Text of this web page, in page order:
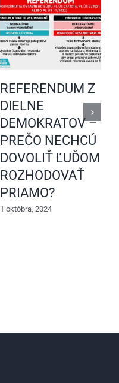
REFERENDUM Z
DIELNE
DEMOKRATOV –
PREČO NECHCÚ
DOVOLIŤ ĽUĎOM
ROZHODOVAŤ
PRIAMO?
1 októbra, 2024